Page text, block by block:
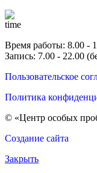
Время работы: 8.00 -
Запись: 7.00 - 22.00
Пользовательское
Политика
© «Центр особых
Создание сайта
Закрыть